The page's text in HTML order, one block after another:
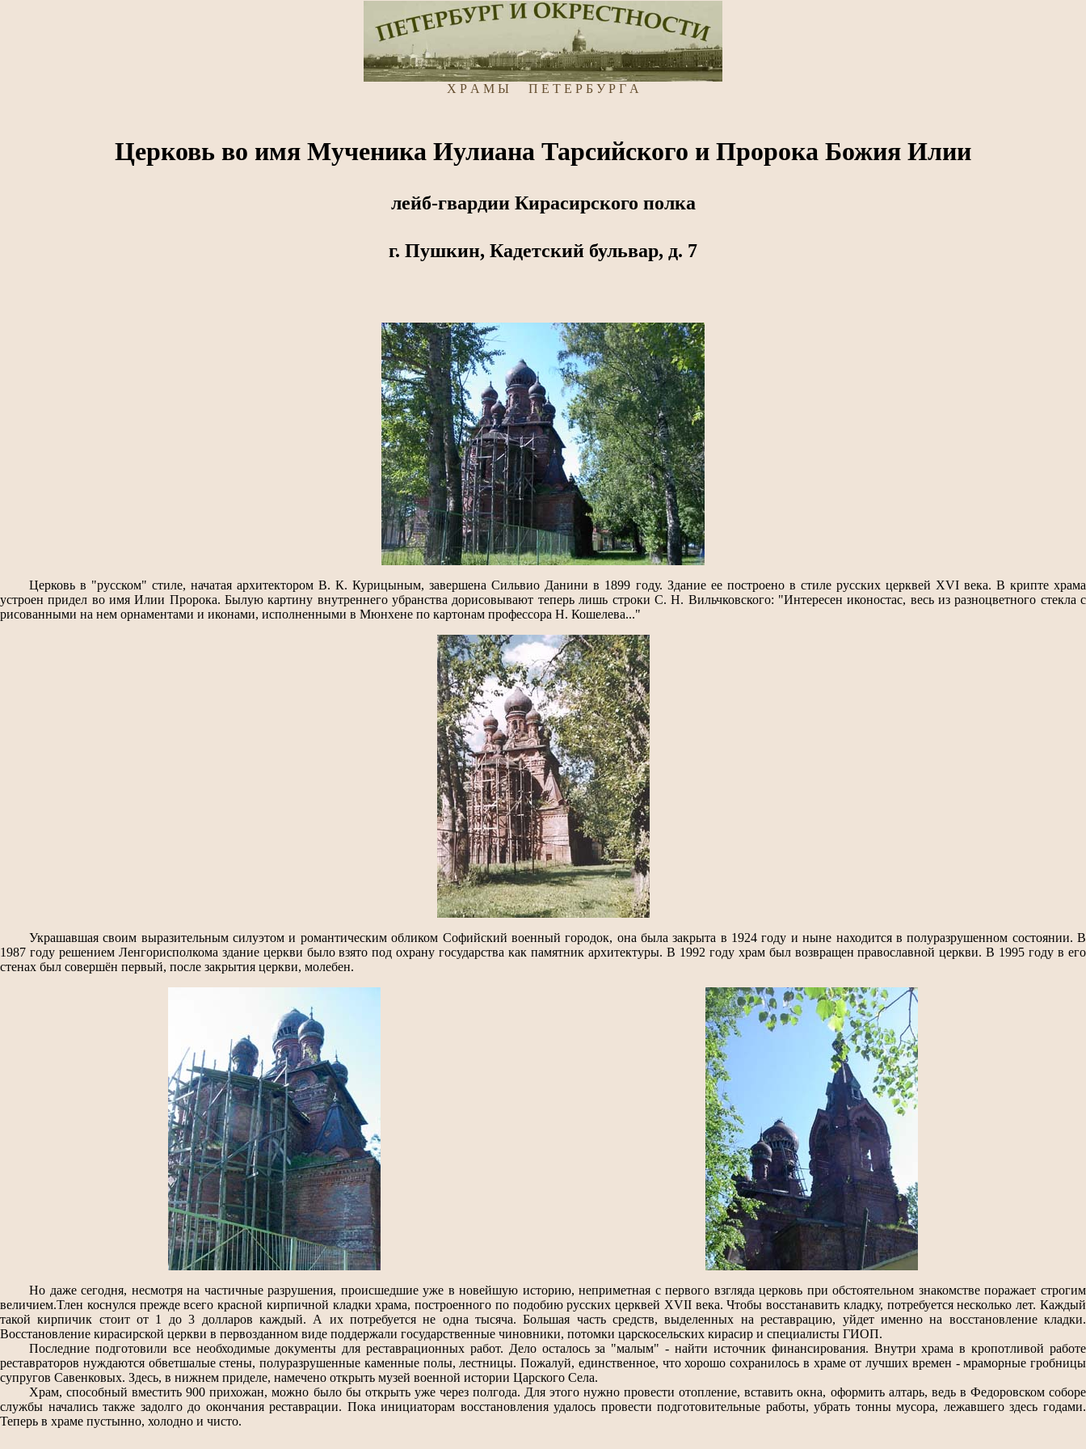
Х Р А М Ы П Е Т Е Р Б У Р Г А
Церковь во имя Мученика Иулиана Тарсийского и Пророка Божия Илии
лейб-гвардии Кирасирского полка
г. Пушкин, Кадетский бульвар, д. 7
Церковь в "русском" стиле, начатая архитектором В. К. Курицыным, завершена Сильвио Данини в 1899 году. Здание ее построено в стиле русских церквей XVI века. В крипте храма
устроен придел во имя Илии Пророка. Былую картину внутреннего убранства дорисовывают теперь лишь строки С. Н. Вильчковского: "Интересен иконостас, весь из разноцветного стекла с
рисованными на нем орнаментами и иконами, исполненными в Мюнхене по картонам профессора Н. Кошелева..."
Украшавшая своим выразительным силуэтом и романтическим обликом Софийский военный городок, она была закрыта в 1924 году и ныне находится в полуразрушенном состоянии. В
1987 году решением Ленгорисполкома здание церкви было взято под охрану государства как памятник архитектуры. В 1992 году храм был возвращен православной церкви. В 1995 году в его
стенах был совершён первый, после закрытия церкви, молебен.
Но даже сегодня, несмотря на частичные разрушения, происшедшие уже в новейшую историю, неприметная с первого взгляда церковь при обстоятельном знакомстве поражает строгим
величием.Тлен коснулся прежде всего красной кирпичной кладки храма, построенного по подобию русских церквей XVII века. Чтобы восстанавить кладку, потребуется несколько лет. Каждый
такой кирпичик стоит от 1 до 3 долларов каждый. А их потребуется не одна тысяча. Большая часть средств, выделенных на реставрацию, уйдет именно на восстановление кладки.
Восстановление кирасирской церкви в первозданном виде поддержали государственные чиновники, потомки царскосельских кирасир и специалисты ГИОП.
Последние подготовили все необходимые документы для реставрационных работ. Дело осталось за "малым" - найти источник финансирования. Внутри храма в кропотливой работе
реставраторов нуждаются обветшалые стены, полуразрушенные каменные полы, лестницы. Пожалуй, единственное, что хорошо сохранилось в храме от лучших времен - мраморные гробницы
супругов Савенковых. Здесь, в нижнем приделе, намечено открыть музей военной истории Царского Села.
Храм, способный вместить 900 прихожан, можно было бы открыть уже через полгода. Для этого нужно провести отопление, вставить окна, оформить алтарь, ведь в Федоровском соборе
службы начались также задолго до окончания реставрации. Пока инициаторам восстановления удалось провести подготовительные работы, убрать тонны мусора, лежавшего здесь годами.
Теперь в храме пустынно, холодно и чисто.